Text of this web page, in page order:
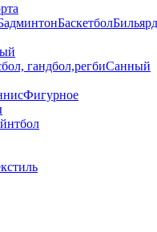
БаскетболБильярд
гандбол,регбиСанный
Фигурное